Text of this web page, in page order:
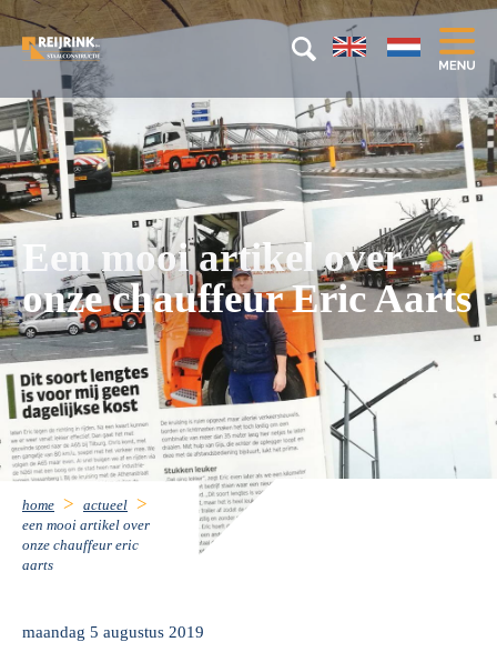
Een mooi artikel over
onze chauffeur Eric Aarts
home
actueel
een mooi artikel over
onze chauffeur eric
aarts
maandag 5 augustus 2019